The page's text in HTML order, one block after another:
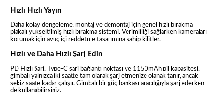
Hızlı Hızlı Yayın
Daha kolay dengeleme, montaj ve demontaj için genel hızlı bırakma
plakalı yükseltilmiş hızlı bırakma sistemi. Verimliliği sağlarken kameraları
korumak için avuç içi reddetme tasarımına sahip kilitler.
Hızlı ve Daha Hızlı Şarj Edin
PD Hızlı Şarj, Type-C şarj bağlantı noktası ve 1150mAh pil kapasitesi,
gimbalı yalnızca iki saatte tam olarak şarj etmenize olanak tanır, ancak
sekiz saate kadar çalışır. Gimbalı bir güç bankası aracılığıyla şarj ederken
de kullanabilirsiniz.